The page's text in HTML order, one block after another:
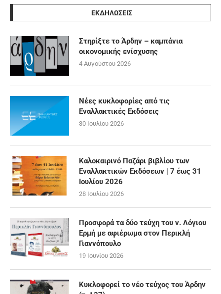
ΕΚΔΗΛΩΣΕΙΣ
Στηρίξτε το Άρδην – καμπάνια
οικονομικής ενίσχυσης
4 Αυγούστου 2026
Νέες κυκλοφορίες από τις
Εναλλακτικές Εκδόσεις
30 Ιουλίου 2026
Καλοκαιρινό Παζάρι βιβλίου των
Εναλλακτικών Εκδόσεων | 7 έως 31
Ιουλίου 2026
28 Ιουλίου 2026
Προσφορά τα δύο τεύχη του ν. Λόγιου
Ερμή με αφιέρωμα στον Περικλή
Γιαννόπουλο
19 Ιουνίου 2026
Κυκλοφορεί το νέο τεύχος του Άρδην